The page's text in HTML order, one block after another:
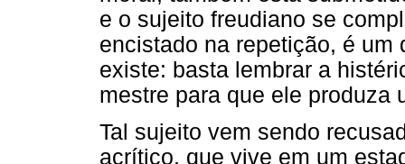
e o sujeito freudiano se
encistado na repetição, é
existe: basta lembrar a
mestre para que ele produza
Tal sujeito vem sendo
acrítico, que vive em um